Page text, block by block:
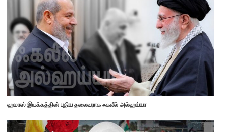
ஹமாஸ் இயக்கத்தின் புதிய தலைவராக ஃகலீல் அல்ஹய்யா